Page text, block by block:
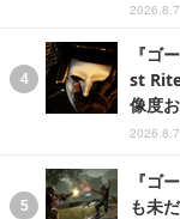
『ゴ
st
像度
『ゴ
も未